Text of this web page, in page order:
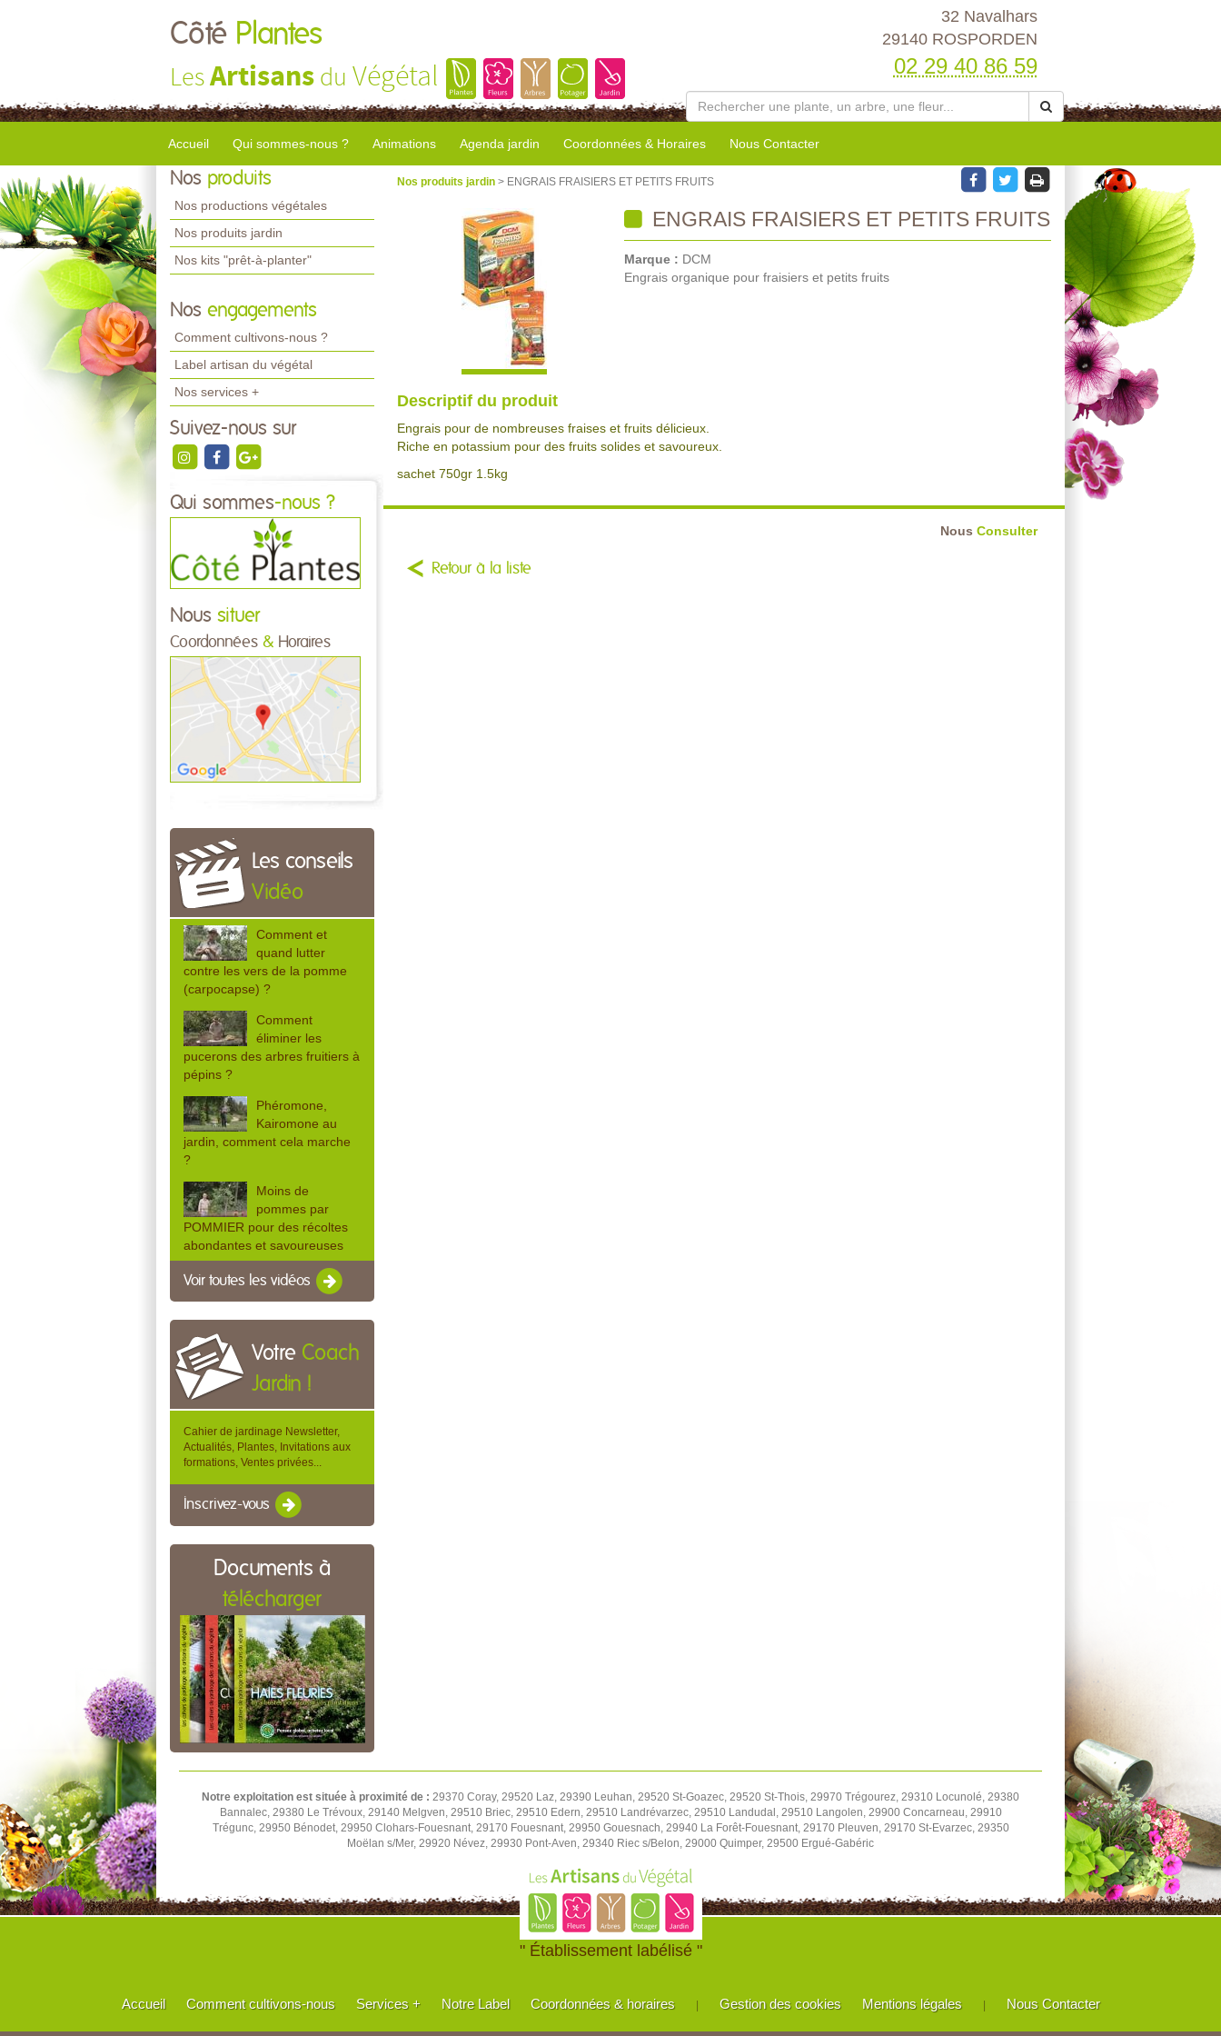
Côté Plantes
LesArtisans du Végétal
32 Navalhars
29140 ROSPORDEN
02 29 40 86 59
Accueil Qui sommes-nous ? Animations Agenda jardin Coordonnées & Horaires Nous Contacter
Nos produits
Nos productions végétales
Nos produits jardin
Nos kits "prêt-à-planter"
Nos engagements
Comment cultivons-nous ?
Label artisan du végétal
Nos services +
Suivez-nous sur
Qui sommes-nous ?
Nous situer
Coordonnées & Horaires
Les conseils
Vidéo
Comment et
quand lutter
contre les vers de la pomme
(carpocapse) ?
Comment
éliminer les
pucerons des arbres fruitiers à
pépins ?
Phéromone,
Kairomone au
jardin, comment cela marche
?
Moins de
pommes par
POMMIER pour des récoltes
abondantes et savoureuses
Voir toutes les vidéos
Votre Coach
Jardin !
Cahier de jardinage Newsletter,
Actualités, Plantes, Invitations aux
formations, Ventes privées...
Inscrivez-vous
Documents à
télécharger
Nos produits jardin > ENGRAIS FRAISIERS ET PETITS FRUITS
ENGRAIS FRAISIERS ET PETITS FRUITS
Marque : DCM
Engrais organique pour fraisiers et petits fruits
Descriptif du produit
Engrais pour de nombreuses fraises et fruits délicieux.
Riche en potassium pour des fruits solides et savoureux.
sachet 750gr 1.5kg
Nous Consulter
Retour à la liste
Notre exploitation est située à proximité de : 29370 Coray, 29520 Laz, 29390 Leuhan, 29520 St-Goazec, 29520 St-Thois, 29970 Trégourez, 29310 Locunolé, 29380
Bannalec, 29380 Le Trévoux, 29140 Melgven, 29510 Briec, 29510 Edern, 29510 Landrévarzec, 29510 Landudal, 29510 Langolen, 29900 Concarneau, 29910
Trégunc, 29950 Bénodet, 29950 Clohars-Fouesnant, 29170 Fouesnant, 29950 Gouesnach, 29940 La Forêt-Fouesnant, 29170 Pleuven, 29170 St-Evarzec, 29350
Moëlan s/Mer, 29920 Névez, 29930 Pont-Aven, 29340 Riec s/Belon, 29000 Quimper, 29500 Ergué-Gabéric
" Établissement labélisé "
Accueil Comment cultivons-nous Services + Notre Label Coordonnées & horaires | Gestion des cookies Mentions légales | Nous Contacter